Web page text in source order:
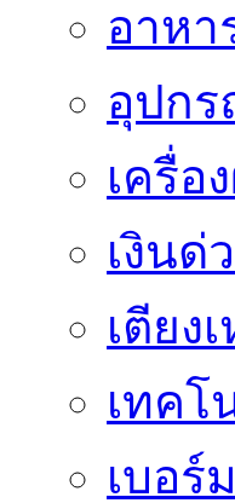
อาหา
อุปก
เครื่อ
เงินด่
เตียง
เทคโ
เบอร์